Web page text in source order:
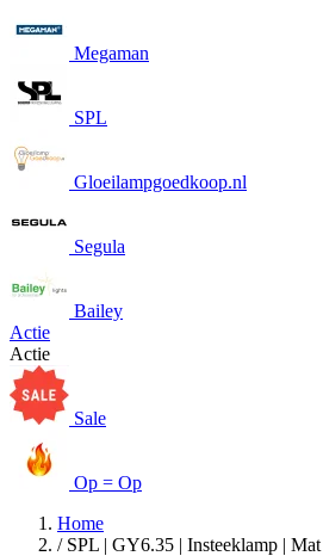
Megaman
SPL
Gloeilampgoedkoop.nl
Segula
Bailey
Actie
Actie
Sale
Op = Op
Home
/ SPL | GY6.35 | Insteeklamp |